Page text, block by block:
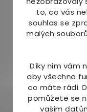
to, co vás
souhlas se
malých
Díky nim vám
aby všechno
co máte rádi.
pomůžete se
vašim
specificky blokují
Menthol je látka
mírný lokálně
je způsoben jeho
teplotní
Další
Složení: AQUA,